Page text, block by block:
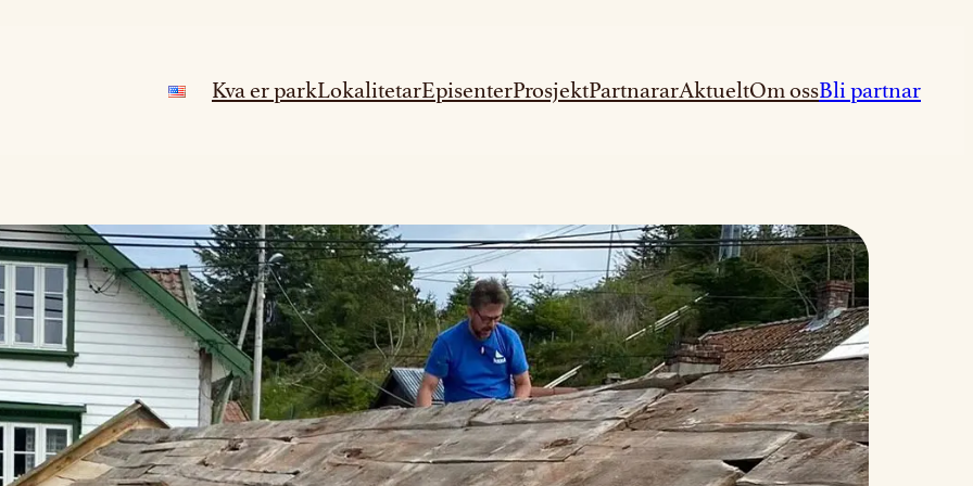
Kva er parkLokalitetarEpisenterProsjektPartnararAktueltOm ossBli partnar